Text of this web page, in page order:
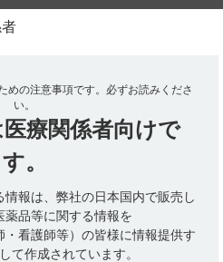
Drug Information
射】 保管方法について教え
する以下の記載があります。
めの注意事項です。 必ずお読みくださ
い。
医療関係者向けで
す。
報は、弊社の日本国内で販売し
薬品等に関する情報を
・看護師等）の皆様に情報提供す
て作成されています。